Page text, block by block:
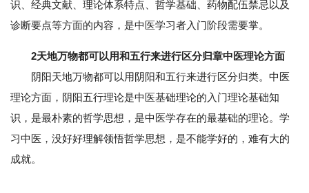
识、经典文献、理论体系特点、哲学基础、药物配伍禁忌以及
诊断要点等方面的内容，是中医学习者入门阶段需要掌。
2天地万物都可以用和五行来进行区分归章中医理论方面
阴阳天地万物都可以用阴阳和五行来进行区分归类。中医
理论方面，阴阳五行理论是中医基础理论的入门理论基础知
识，是最朴素的哲学思想，是中医学存在的最基础的理论。学
习中医，没好好理解领悟哲学思想，是不能学好的，难有大的
成就。